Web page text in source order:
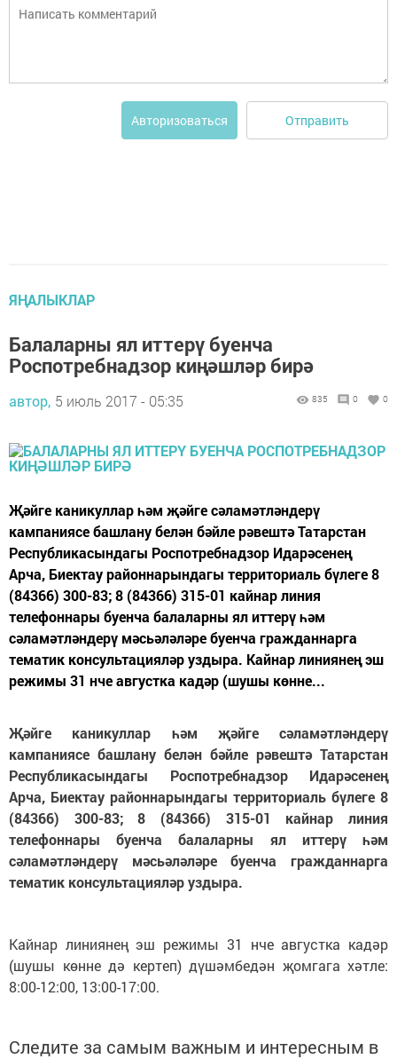
Авторизоваться Отправить
ЯҢАЛЫКЛАР
Балаларны ял иттерү буенча
Роспотребнадзор киңәшләр бирә
автор, 5 июль 2017 - 05:35 835 0 0
Җәйге каникуллар һәм җәйге сәламәтләндерү
кампаниясе башлану белән бәйле рәвештә Татарстан
Республикасындагы Роспотребнадзор Идарәсенең
Арча, Биектау районнарындагы территориаль бүлеге 8
(84366) 300-83; 8 (84366) 315-01 кайнар линия
телефоннары буенча балаларны ял иттерү һәм
сәламәтләндерү мәсьәләләре буенча гражданнарга
тематик консультацияләр уздыра. Кайнар линиянең эш
режимы 31 нче августка кадәр (шушы көнне...
Җәйге каникуллар һәм җәйге сәламәтләндерү
кампаниясе башлану белән бәйле рәвештә Татарстан
Республикасындагы Роспотребнадзор Идарәсенең
Арча, Биектау районнарындагы территориаль бүлеге 8
(84366) 300-83; 8 (84366) 315-01 кайнар линия
телефоннары буенча балаларны ял иттерү һәм
сәламәтләндерү мәсьәләләре буенча гражданнарга
тематик консультацияләр уздыра.
Кайнар линиянең эш режимы 31 нче августка кадәр
(шушы көнне дә кертеп) дүшәмбедән җомгага хәтле:
8:00-12:00, 13:00-17:00.
Следите за самым важным и интересным в